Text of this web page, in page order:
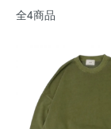
全4商品